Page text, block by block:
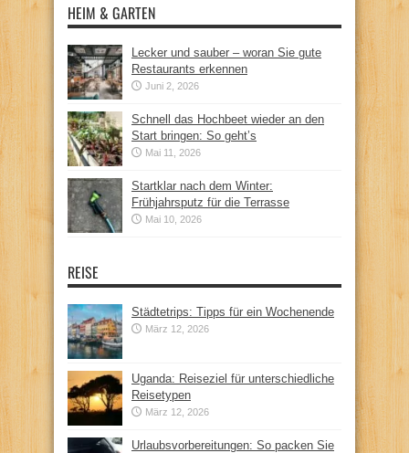
HEIM & GARTEN
Lecker und sauber – woran Sie gute
Restaurants erkennen
Juni 2, 2026
Schnell das Hochbeet wieder an den
Start bringen: So geht’s
Mai 11, 2026
Startklar nach dem Winter:
Frühjahrsputz für die Terrasse
Mai 10, 2026
REISE
Städtetrips: Tipps für ein Wochenende
März 12, 2026
Uganda: Reiseziel für unterschiedliche
Reisetypen
März 12, 2026
Urlaubsvorbereitungen: So packen Sie